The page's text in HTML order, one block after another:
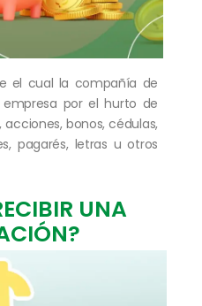
el cual la compañía de
por el hurto de
bonos, cédulas,
pagarés, letras u otros
UNA